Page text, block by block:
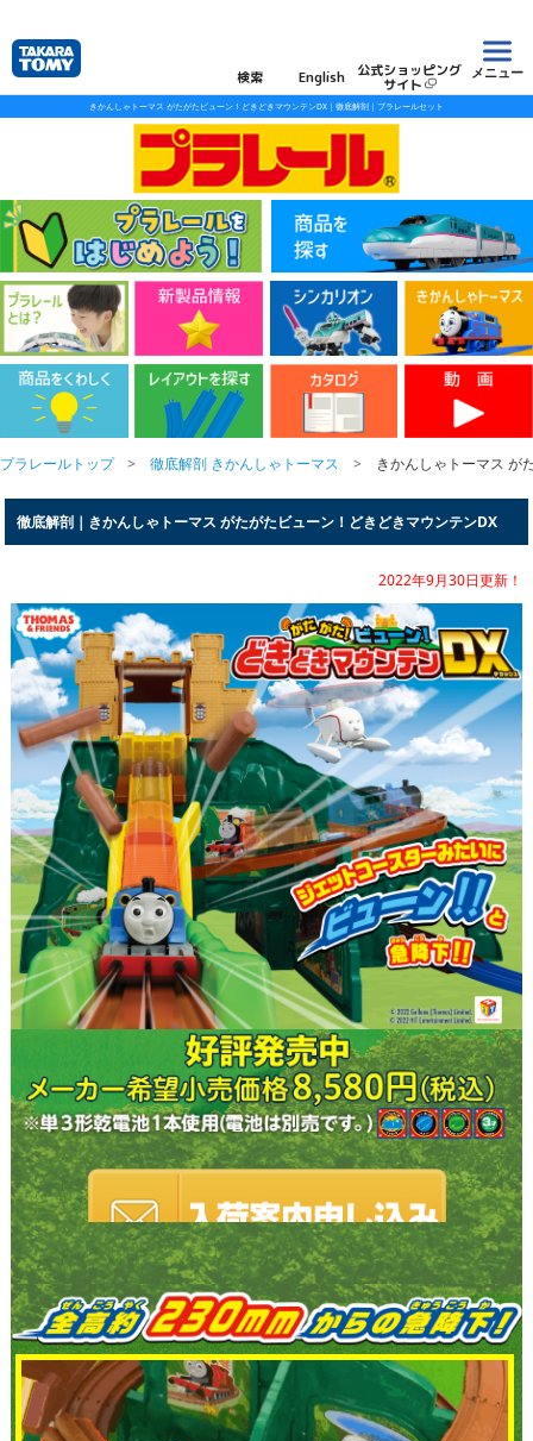
検索 English 公式ショッピング
サイト
メニュー
きかんしゃトーマス がたがたビューン！どきどきマウンテンDX｜徹底解剖｜プラレールセット
プラレールトップ 徹底解剖 きかんしゃトーマス きかんしゃトーマス が
徹底解剖｜きかんしゃトーマス がたがたビューン！どきどきマウンテンDX
2022年9月30日更新！